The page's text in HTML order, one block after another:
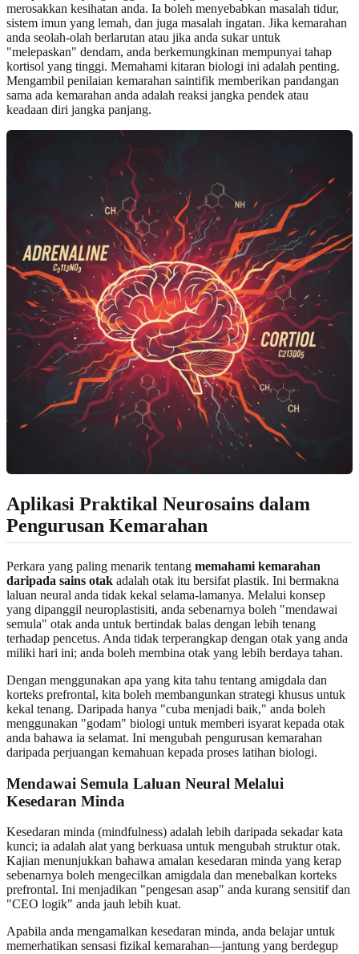
merosakkan kesihatan anda. Ia boleh menyebabkan masalah tidur,
sistem imun yang lemah, dan juga masalah ingatan. Jika kemarahan
anda seolah-olah berlarutan atau jika anda sukar untuk
"melepaskan" dendam, anda berkemungkinan mempunyai tahap
kortisol yang tinggi. Memahami kitaran biologi ini adalah penting.
Mengambil penilaian kemarahan saintifik memberikan pandangan
sama ada kemarahan anda adalah reaksi jangka pendek atau
keadaan diri jangka panjang.
Aplikasi Praktikal Neurosains dalam
Pengurusan Kemarahan
Perkara yang paling menarik tentang memahami kemarahan
daripada sains otak adalah otak itu bersifat plastik. Ini bermakna
laluan neural anda tidak kekal selama-lamanya. Melalui konsep
yang dipanggil neuroplastisiti, anda sebenarnya boleh "mendawai
semula" otak anda untuk bertindak balas dengan lebih tenang
terhadap pencetus. Anda tidak terperangkap dengan otak yang anda
miliki hari ini; anda boleh membina otak yang lebih berdaya tahan.
Dengan menggunakan apa yang kita tahu tentang amigdala dan
korteks prefrontal, kita boleh membangunkan strategi khusus untuk
kekal tenang. Daripada hanya "cuba menjadi baik," anda boleh
menggunakan "godam" biologi untuk memberi isyarat kepada otak
anda bahawa ia selamat. Ini mengubah pengurusan kemarahan
daripada perjuangan kemahuan kepada proses latihan biologi.
Mendawai Semula Laluan Neural Melalui
Kesedaran Minda
Kesedaran minda (mindfulness) adalah lebih daripada sekadar kata
kunci; ia adalah alat yang berkuasa untuk mengubah struktur otak.
Kajian menunjukkan bahawa amalan kesedaran minda yang kerap
sebenarnya boleh mengecilkan amigdala dan menebalkan korteks
prefrontal. Ini menjadikan "pengesan asap" anda kurang sensitif dan
"CEO logik" anda jauh lebih kuat.
Apabila anda mengamalkan kesedaran minda, anda belajar untuk
memerhatikan sensasi fizikal kemarahan—jantung yang berdegup